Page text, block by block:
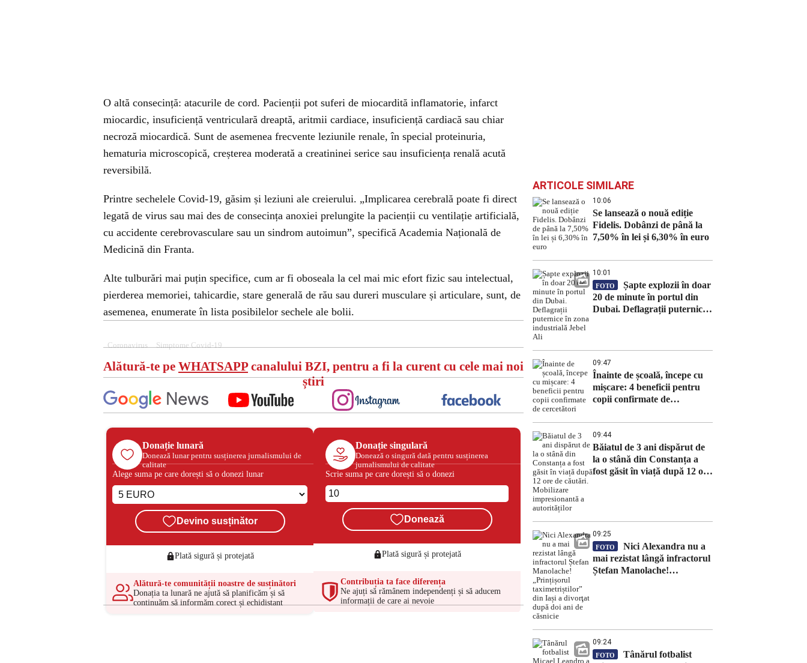
O altă consecință: atacurile de cord. Pacienții pot suferi de miocardită inflamatorie, infarct
miocardic, insuficiență ventriculară dreaptă, aritmii cardiace, insuficiență cardiacă sau chiar
necroză miocardică. Sunt de asemenea frecvente leziunile renale, în special proteinuria,
hematuria microscopică, creșterea moderată a creatininei serice sau insuficiența renală acută
reversibilă.
Printre sechelele Covid-19, găsim și leziuni ale creierului. „Implicarea cerebrală poate fi direct
legată de virus sau mai des de consecința anoxiei prelungite la pacienții cu ventilație artificială,
cu accidente cerebrovasculare sau un sindrom autoimun”, specifică Academia Națională de
Medicină din Franta.
Alte tulburări mai puțin specifice, cum ar fi oboseala la cel mai mic efort fizic sau intelectual,
pierderea memoriei, tahicardie, stare generală de rău sau dureri musculare și articulare, sunt, de
asemenea, enumerate în lista posibilelor sechele ale bolii.
Coronavirus Simptome Covid-19
Alătură-te pe WHATSAPPcanalului BZI, pentru a fi la curent cu cele mai noi
știri
Donație lunară
Donează lunar pentru susținerea jurnalismului de
calitate
Alege suma pe care dorești să o donezi lunar
Devino susținător
Plată sigură și protejată
Alătură-te comunității noastre de susținători
Donația ta lunară ne ajută să planificăm și să
continuăm să informăm corect și echidistant
Donație singulară
Donează o singură dată pentru susținerea
jurnalismului de calitate
Scrie suma pe care dorești să o donezi
Donează
Plată sigură și protejată
Contribuția ta face diferența
Ne ajuți să rămânem independenți și să aducem
informații de care ai nevoie
ARTICOLE SIMILARE
10:06
Se lansează o nouă ediție
Fidelis. Dobânzi de până la
7,50% în lei și 6,30% în euro
10:01
FOTO
Șapte explozii în doar
20 de minute în portul din
Dubai. Deflagrații puternice
09:47
Înainte de școală, începe cu
mișcare: 4 beneficii pentru
copii confirmate de
09:44
Băiatul de 3 ani dispărut de
la o stână din Constanța a
fost găsit în viață după 12 ore
09:25
FOTO
Nici Alexandra nu a
mai rezistat lângă infractorul
Ștefan Manolache!
09:24
FOTO
Tânărul fotbalist